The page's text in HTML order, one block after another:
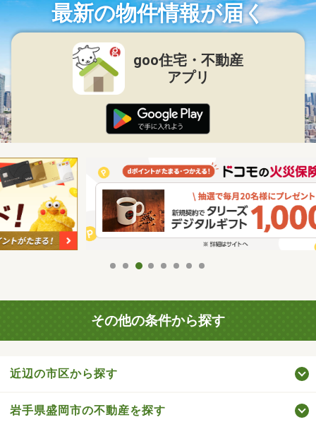
最新の物件情報が届く
goo住宅・不動産
アプリ
その他の条件から探す
近辺の市区から探す
岩手県盛岡市の不動産を探す